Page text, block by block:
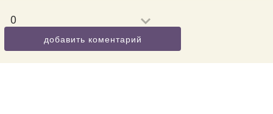
0
добавить коментарий